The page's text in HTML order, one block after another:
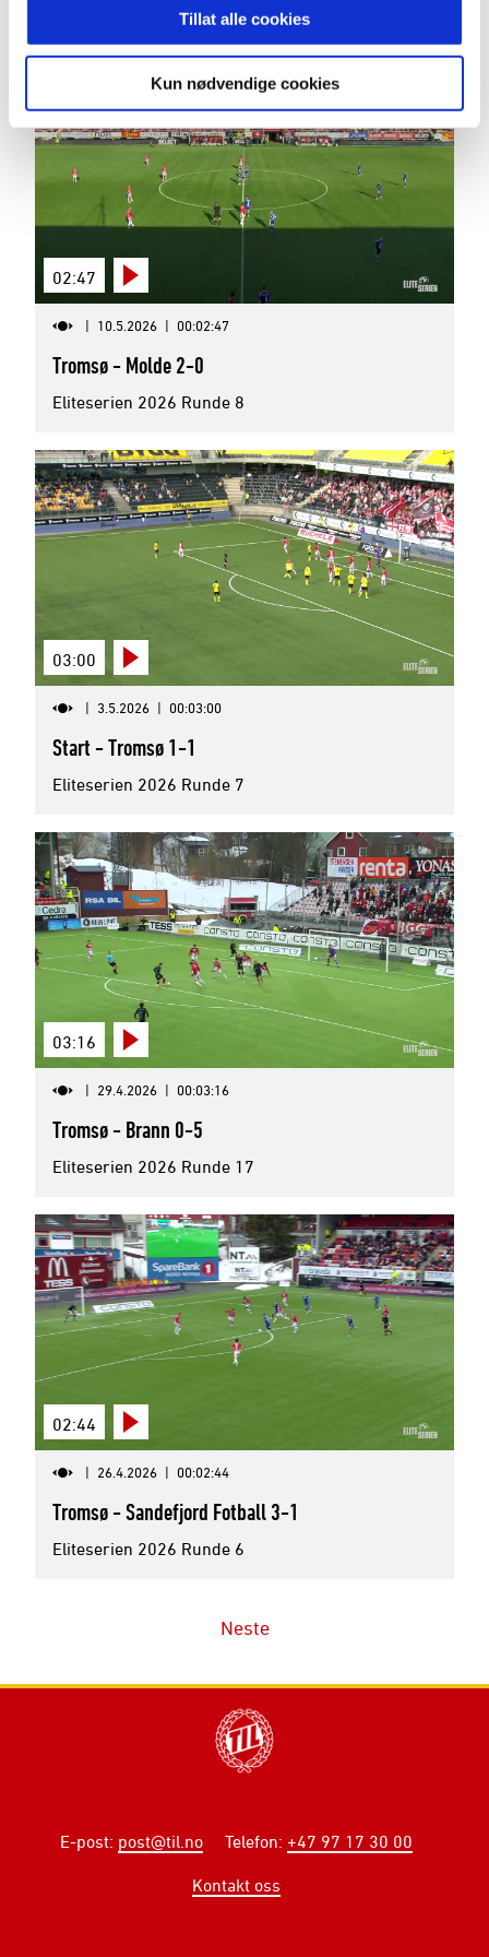
Tillat alle cookies
Kun nødvendige cookies
Eliteserien 2026 Runde 9
02:47
| 10.5.2026 | 00:02:47
Tromsø - Molde 2-0
Eliteserien 2026 Runde 8
03:00
| 3.5.2026 | 00:03:00
Start - Tromsø 1-1
Eliteserien 2026 Runde 7
03:16
| 29.4.2026 | 00:03:16
Tromsø - Brann 0-5
Eliteserien 2026 Runde 17
02:44
| 26.4.2026 | 00:02:44
Tromsø - Sandefjord Fotball 3-1
Eliteserien 2026 Runde 6
Neste
E-post: post@til.no Telefon: +47 97 17 30 00
Kontakt oss